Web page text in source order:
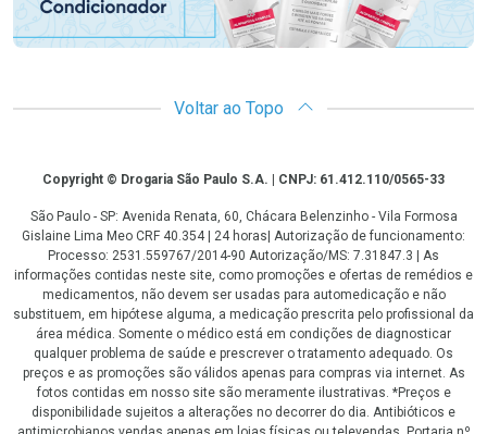
Voltar ao Topo
CopyrightCopyright © Drogaria São Paulo S.A. | CNPJ: 61.412.110/0565-33
São Paulo - SP: Avenida Renata, 60, Chácara Belenzinho - Vila Formosa
Gislaine Lima Meo CRF 40.354 | 24 horas| Autorização de funcionamento:
Processo: 2531.559767/2014-90 Autorização/MS: 7.31847.3 | As
informações contidas neste site, como promoções e ofertas de remédios e
medicamentos, não devem ser usadas para automedicação e não
substituem, em hipótese alguma, a medicação prescrita pelo profissional da
área médica. Somente o médico está em condições de diagnosticar
qualquer problema de saúde e prescrever o tratamento adequado. Os
preços e as promoções são válidos apenas para compras via internet. As
fotos contidas em nosso site são meramente ilustrativas. *Preços e
disponibilidade sujeitos a alterações no decorrer do dia. Antibióticos e